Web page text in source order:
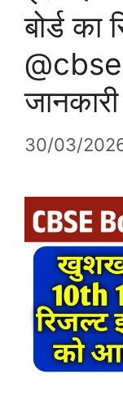
बोर्ड का
जानकारी
30/03/